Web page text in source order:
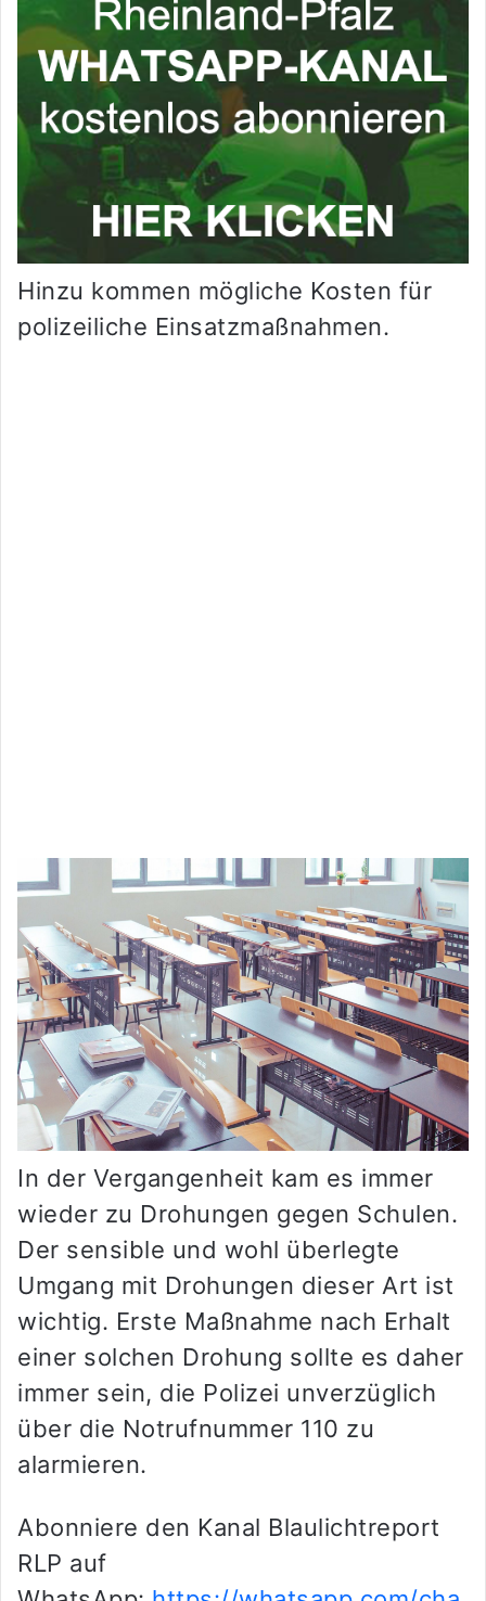
Hinzu kommen mögliche Kosten für
polizeiliche Einsatzmaßnahmen.
In der Vergangenheit kam es immer
wieder zu Drohungen gegen Schulen.
Der sensible und wohl überlegte
Umgang mit Drohungen dieser Art ist
wichtig. Erste Maßnahme nach Erhalt
einer solchen Drohung sollte es daher
immer sein, die Polizei unverzüglich
über die Notrufnummer 110 zu
alarmieren.
Abonniere den Kanal Blaulichtreport
RLP auf